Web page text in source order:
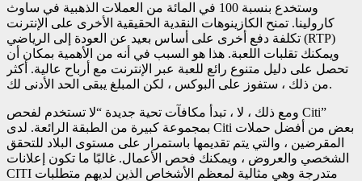
وستخدع بنسبة 100 في المائة من العملات الذهبية في ساوث
كارولينا. تمنح الكازينوهات النقدية الحقيقية الأخرى على الإنترنت
تكلفة دفع أخرى على أساس بعيد عن العودة إلى الرياضي (RTP)
ويمكنك تقلبات اللعبة. هذا هو السبب في أنه من الأهمية بمكان أن
تحصل على دليل متنوع رائع للعبة عبر الإنترنت مع أرباح عالية. أكثر
من ذلك ، ستفوز على البوكس ، لكن المبلغ يبقى الحد الأدنى لك.
ومع ذلك ، لا ، تبدأ مكافآت تحية جديدة “لا تستخدم لفحص Citi”
بمجموعة كبيرة من الطبقة الرائعة. لدى Citi بعض من أفضل حملات
المقرضين ، والتي يتم تقديمها باستمرار على مستوى البلاد للتحقق
الشخصي والعروض ، ويمكنك فحص الأعمال. غالبًا ما تكون إعلانات
CITI متدرجة وهي مثالية لمعظم الأشخاص الذين لديهم متطلبات